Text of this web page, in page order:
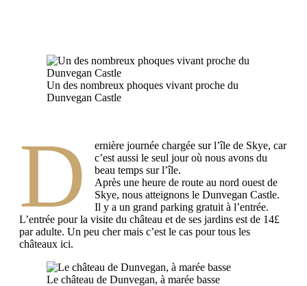
Un des nombreux phoques vivant proche du
Dunvegan Castle
D
ernière journée chargée sur l’île de Skye, car
c’est aussi le seul jour où nous avons du
beau temps sur l’île.
Après une heure de route au nord ouest de
Skye, nous atteignons le Dunvegan Castle.
Il y a un grand parking gratuit à l’entrée.
L’entrée pour la visite du château et de ses jardins est de 14£
par adulte. Un peu cher mais c’est le cas pour tous les
châteaux ici.
Le château de Dunvegan, à marée basse